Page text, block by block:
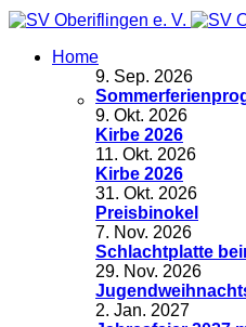
Home
9. Sep. 2026
9. Okt. 2026
Kirbe 2026
11. Okt. 2026
Kirbe 2026
31. Okt. 2026
Preisbinokel
7. Nov. 2026
Schlachtplatte
29. Nov. 2026
2. Jan. 2027